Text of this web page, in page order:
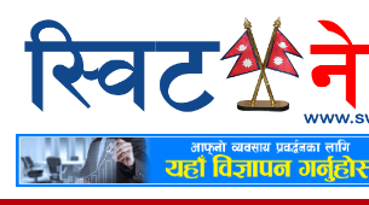
समाचार
स्थानीय
मनोरञ्जन